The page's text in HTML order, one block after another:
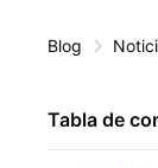
Blog
Tabla de